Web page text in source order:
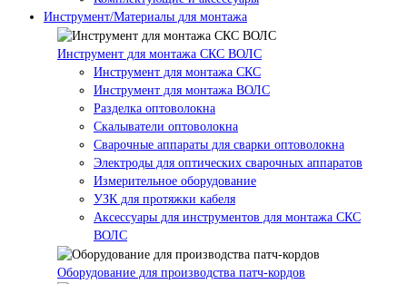
Инструмент/Материалы для монтажа
Инструмент для монтажа СКС ВОЛС
Инструмент для монтажа СКС
Инструмент для монтажа ВОЛС
Разделка оптоволокна
Скалыватели оптоволокна
Сварочные аппараты для сварки оптоволокна
Электроды для оптических сварочных аппаратов
Измерительное оборудование
УЗК для протяжки кабеля
Аксессуары для инструментов для монтажа СКС
ВОЛС
Оборудование для производства патч-кордов